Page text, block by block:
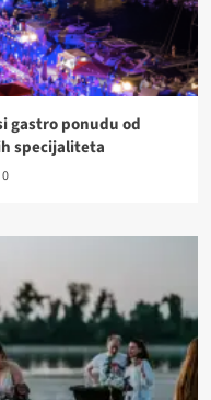
gastro ponudu od
specijaliteta
0